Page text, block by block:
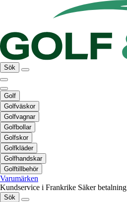
Sök
Golf
Golfväskor
Golfvagnar
Golfbollar
Golfskor
Golfkläder
Golfhandskar
Golftillbehör
Varumärken
Kundservice i Frankrike Säker betalning
Sök